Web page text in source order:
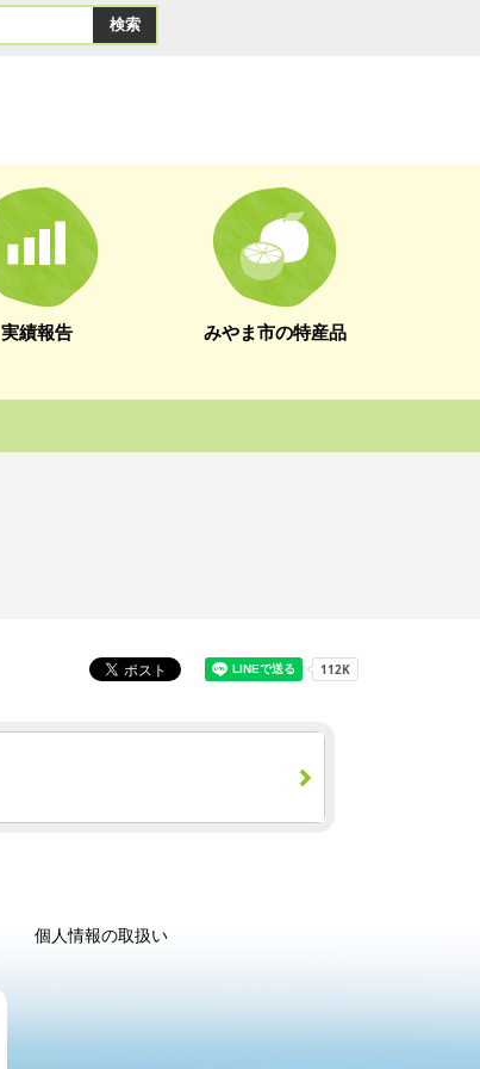
実績報告 みやま市の特産品
個人情報の取扱い